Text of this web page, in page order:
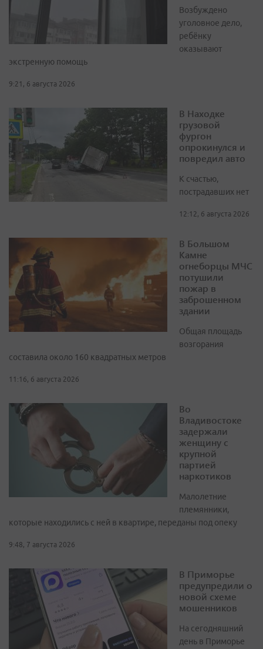
Возбуждено
уголовное дело,
ребёнку
оказывают
экстренную помощь
9:21, 6 августа 2026
В Находке
грузовой
фургон
опрокинулся и
повредил авто
К счастью,
пострадавших нет
12:12, 6 августа 2026
В Большом
Камне
огнеборцы МЧС
потушили
пожар в
заброшенном
здании
Общая площадь
возгорания
составила около 160 квадратных метров
11:16, 6 августа 2026
Во
Владивостоке
задержали
женщину с
крупной
партией
наркотиков
Малолетние
племянники,
которые находились с ней в квартире, переданы под опеку
9:48, 7 августа 2026
В Приморье
предупредили о
новой схеме
мошенников
На сегодняшний
день в Приморье